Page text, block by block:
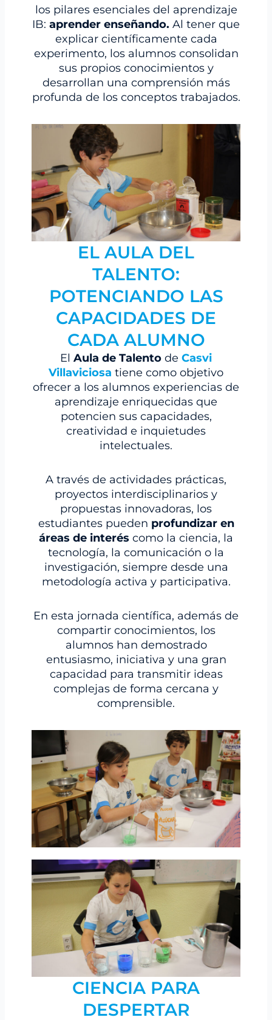
los pilares esenciales del aprendizaje
IB: aprender enseñando. Al tener que
explicar científicamente cada
experimento, los alumnos consolidan
sus propios conocimientos y
desarrollan una comprensión más
profunda de los conceptos trabajados.
EL AULA DEL
TALENTO:
POTENCIANDO LAS
CAPACIDADES DE
CADA ALUMNO
El Aula de Talento de Casvi
Villaviciosa tiene como objetivo
ofrecer a los alumnos experiencias de
aprendizaje enriquecidas que
potencien sus capacidades,
creatividad e inquietudes
intelectuales.
A través de actividades prácticas,
proyectos interdisciplinarios y
propuestas innovadoras, los
estudiantes pueden profundizar en
áreas de interés como la ciencia, la
tecnología, la comunicación o la
investigación, siempre desde una
metodología activa y participativa.
En esta jornada científica, además de
compartir conocimientos, los
alumnos han demostrado
entusiasmo, iniciativa y una gran
capacidad para transmitir ideas
complejas de forma cercana y
comprensible.
CIENCIA PARA
DESPERTAR